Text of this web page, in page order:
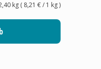
kg( 8,21 €/ 1 kg)